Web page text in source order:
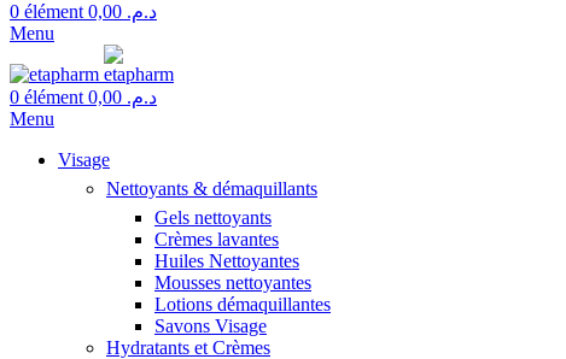
0 élément د.م.
Menu
0 élément د.م.
Menu
Visage
Nettoyants & démaquillants
Gels nettoyants
Crèmes lavantes
Huiles Nettoyantes
Mousses nettoyantes
Lotions démaquillantes
Savons Visage
Hydratants et Crèmes